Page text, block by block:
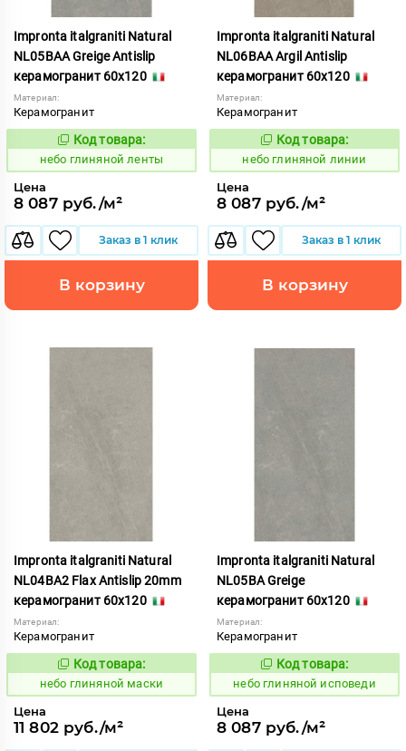
Impronta italgraniti Natural
NL05BAA Greige Antislip
керамогранит 60x120
Материал:
Керамогранит
1111543
Код товара:
небо глиняной ленты
Цена
8 087 руб./м²
Заказ в 1 клик
В корзину
Impronta italgraniti Natural
NL06BAA Argil Antislip
керамогранит 60x120
Материал:
Керамогранит
1111544
Код товара:
небо глиняной линии
Цена
8 087 руб./м²
Заказ в 1 клик
В корзину
Impronta italgraniti Natural
NL04BA2 Flax Antislip 20mm
керамогранит 60x120
Материал:
Керамогранит
1111547
Код товара:
небо глиняной маски
Цена
11 802 руб./м²
Impronta italgraniti Natural
NL05BA Greige
керамогранит 60x120
Материал:
Керамогранит
1111535
Код товара:
небо глиняной исповеди
Цена
8 087 руб./м²